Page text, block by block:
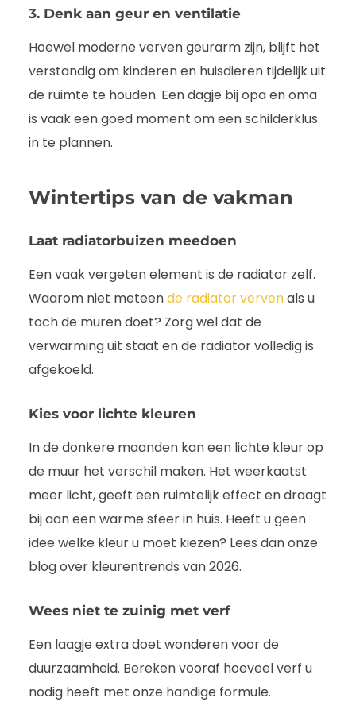
3. Denk aan geur en ventilatie
Hoewel moderne verven geurarm zijn, blijft het
verstandig om kinderen en huisdieren tijdelijk uit
de ruimte te houden. Een dagje bij opa en oma
is vaak een goed moment om een schilderklus
in te plannen.
Wintertips van de vakman
Laat radiatorbuizen meedoen
Een vaak vergeten element is de radiator zelf.
Waarom niet meteende radiator vervenals u
toch de muren doet? Zorg wel dat de
verwarming uit staat en de radiator volledig is
afgekoeld.
Kies voor lichte kleuren
In de donkere maanden kan een lichte kleur op
de muur het verschil maken. Het weerkaatst
meer licht, geeft een ruimtelijk effect en draagt
bij aan een warme sfeer in huis. Heeft u geen
idee welke kleur u moet kiezen? Lees dan onze
blog over kleurentrends van 2026.
Wees niet te zuinig met verf
Een laagje extra doet wonderen voor de
duurzaamheid. Bereken vooraf hoeveel verf u
nodig heeft met onze handige formule.